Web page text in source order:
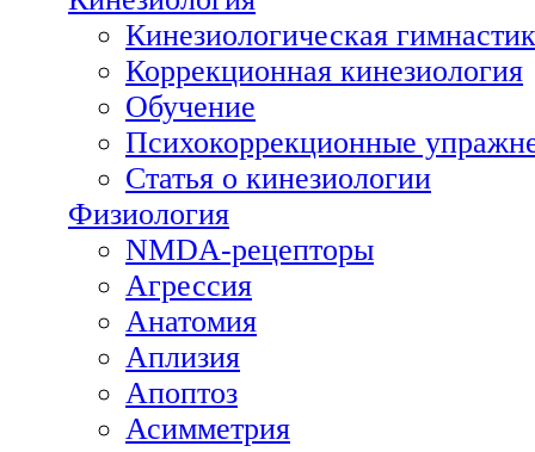
Кинезиологическая
Коррекционная кинезиология
Обучение
Психокоррекционные
Статья о кинезиологии
Физиология
NMDA-рецепторы
Агрессия
Анатомия
Аплизия
Апоптоз
Асимметрия